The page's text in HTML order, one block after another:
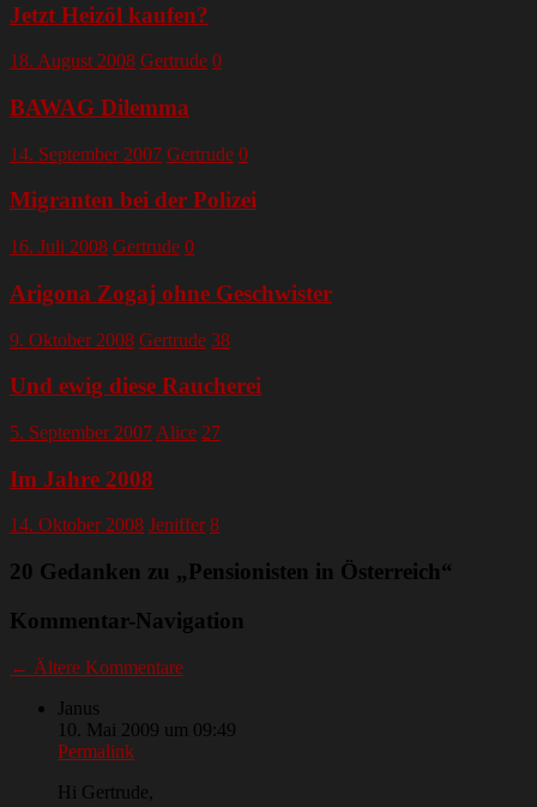
Jetzt Heizöl kaufen?
18. August 2008 Gertrude 0
BAWAG Dilemma
14. September 2007 Gertrude 0
Migranten bei der Polizei
16. Juli 2008 Gertrude 0
Arigona Zogaj ohne Geschwister
9. Oktober 2008 Gertrude 38
Und ewig diese Raucherei
5. September 2007 Alice 27
Im Jahre 2008
14. Oktober 2008 Jeniffer 8
20 Gedanken zu „Pensionisten in Österreich“
Kommentar-Navigation
← Ältere Kommentare
Janus
10. Mai 2009 um 09:49
Permalink
Hi Gertrude,